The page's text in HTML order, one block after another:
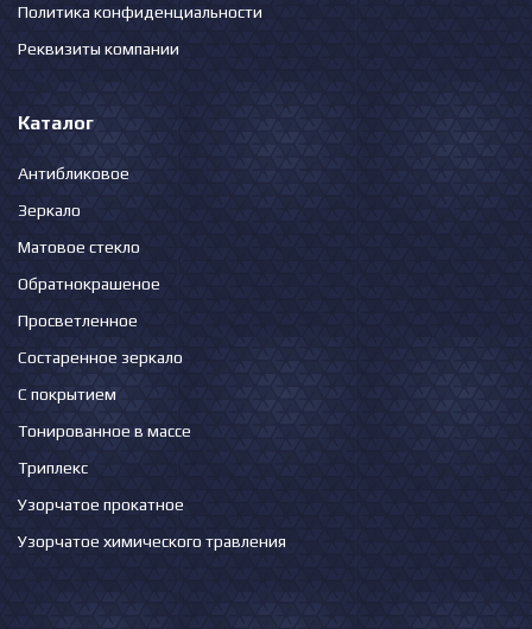
Политика конфиденциальности
Реквизиты компании
Каталог
Антибликовое
Зеркало
Матовое стекло
Обратнокрашеное
Просветленное
Состаренное зеркало
С покрытием
Тонированное в массе
Триплекс
Узорчатое прокатное
Узорчатое химического травления